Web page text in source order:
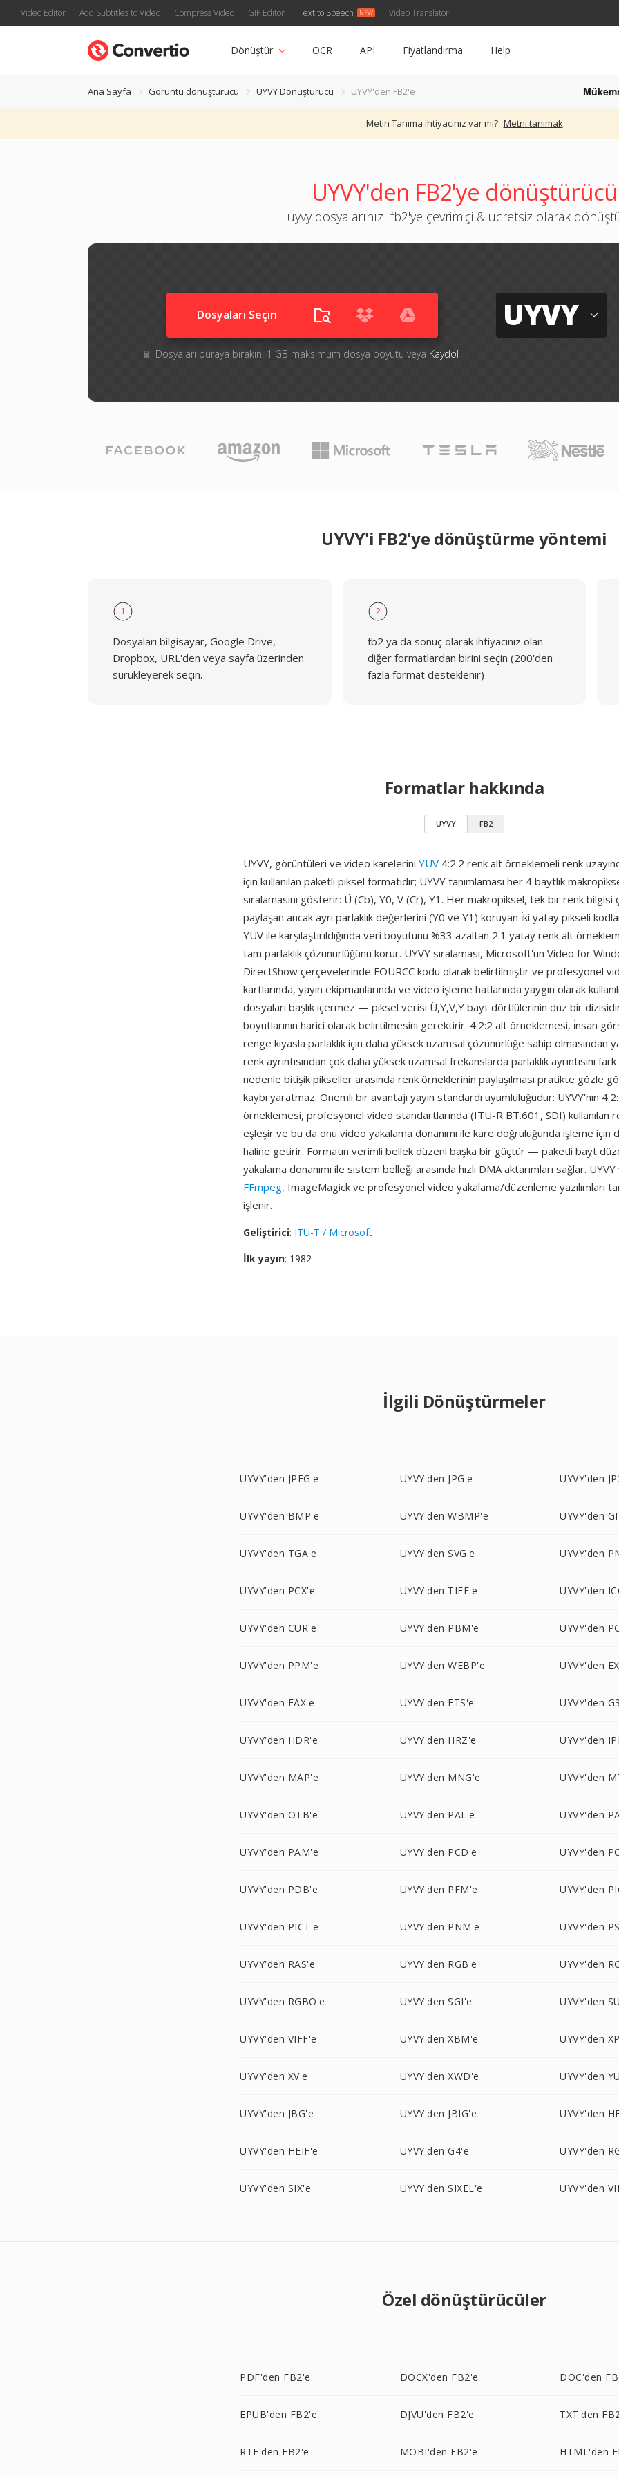
Video Editor Add Subtitles to Video Compress Video GIF Editor Text to Speech Video Translator
Dönüştür OCR API Fiyatlandırma Help
Ana Sayfa Görüntü dönüştürücü UYVY Dönüştürücü UYVY'den FB2'e
Metin Tanıma ihtiyacınız var mı? Metni tanımak
UYVY'den FB2'ye dönüştürücü
uyvy dosyalarınızı fb2'ye çevrimiçi & ücretsiz olarak
Dosyaları Seçin
Dosyaları buraya bırakın. 1 GB maksimum dosya boyutu veya Kaydol
UYVY
UYVY'i FB2'ye dönüştürme yöntemi
1
Dosyaları bilgisayar, Google Drive,
Dropbox, URL'den veya sayfa üzerinden
sürükleyerek seçin.
2
fb2 ya da sonuç olarak ihtiyacınız olan
diğer formatlardan birini seçin (200'den
fazla format desteklenir)
Formatlar hakkında
UYVY FB2
UYVY, görüntüleri ve video karelerini YUV 4:2:2 renk alt örneklemeli renk
için kullanılan paketli piksel formatıdır; UYVY tanımlaması her 4 baytlık
sıralamasını gösterir: Ü (Cb), Y0, V (Cr), Y1. Her makropiksel, tek bir renk bilgisi
paylaşan ancak ayrı parlaklık değerlerini (Y0 ve Y1) koruyan i̇ki yatay pikseli
YUV ile karşılaştırıldığında veri boyutunu %33 azaltan 2:1 yatay renk alt
tam parlaklık çözünürlüğünü korur. UYVY sıralaması, Microsoft'un Video for
DirectShow çerçevelerinde FOURCC kodu olarak belirtilmiştir ve profesyonel
kartlarında, yayın ekipmanlarında ve video işleme hatlarında yaygın olarak
dosyaları başlık içermez — piksel verisi Ü,Y,V,Y bayt dörtlülerinin düz bir
boyutlarının harici olarak belirtilmesini gerektirir. 4:2:2 alt örneklemesi, i̇nsan
renge kıyasla parlaklık için daha yüksek uzamsal çözünürlüğe sahip olmasından
renk ayrıntısından çok daha yüksek uzamsal frekanslarda parlaklık ayrıntısını
nedenle bitişik pikseller arasında renk örneklerinin paylaşılması pratikte gözle
kaybı yaratmaz. Önemli bir avantajı yayın standardı uyumluluğudur: UYVY'nın
örneklemesi, profesyonel video standartlarında (ITU-R BT.601, SDI) kullanılan
eşleşir ve bu da onu video yakalama donanımı ile kare doğruluğunda işleme için
haline getirir. Formatın verimli bellek düzeni başka bir güçtür — paketli bayt
yakalama donanımı ile sistem belleği arasında hızlı DMA aktarımları sağlar.
FFmpeg, ImageMagick ve profesyonel video yakalama/düzenleme yazılımları
işlenir.
Geliştirici: ITU-T / Microsoft
İlk yayın: 1982
İlgili Dönüştürmeler
UYVY'den JPEG'e UYVY'den JPG'e UYVY'den
UYVY'den BMP'e UYVY'den WBMP'e UYVY'den
UYVY'den TGA'e UYVY'den SVG'e UYVY'den
UYVY'den PCX'e UYVY'den TIFF'e UYVY'den
UYVY'den CUR'e UYVY'den PBM'e UYVY'den
UYVY'den PPM'e UYVY'den WEBP'e UYVY'den
UYVY'den FAX'e UYVY'den FTS'e UYVY'den
UYVY'den HDR'e UYVY'den HRZ'e UYVY'den
UYVY'den MAP'e UYVY'den MNG'e UYVY'den
UYVY'den OTB'e UYVY'den PAL'e UYVY'den
UYVY'den PAM'e UYVY'den PCD'e UYVY'den
UYVY'den PDB'e UYVY'den PFM'e UYVY'den
UYVY'den PICT'e UYVY'den PNM'e UYVY'den
UYVY'den RAS'e UYVY'den RGB'e UYVY'den
UYVY'den RGBO'e UYVY'den SGI'e UYVY'den
UYVY'den VIFF'e UYVY'den XBM'e UYVY'den
UYVY'den XV'e UYVY'den XWD'e UYVY'den
UYVY'den JBG'e UYVY'den JBIG'e UYVY'den
UYVY'den HEIF'e UYVY'den G4'e UYVY'den
UYVY'den SIX'e UYVY'den SIXEL'e UYVY'den
Özel dönüştürücüler
PDF'den FB2'e DOCX'den FB2'e DOC'den
EPUB'den FB2'e DJVU'den FB2'e TXT'den
RTF'den FB2'e MOBI'den FB2'e HTML'den